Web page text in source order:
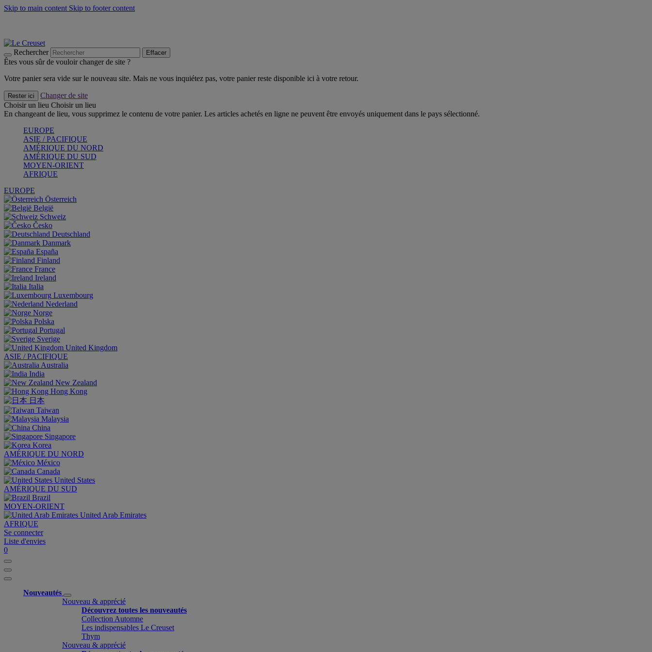
Skip to main content Skip to footer content
Rechercher Effacer
Êtes vous sûr de vouloir changer de site ?
Votre panier sera vide sur le nouveau site. Mais ne vous inquiétez pas, votre panier reste disponible ici à votre retour.
Rester ici
Changer de site
Choisir un lieu Choisir un lieu
En changeant de lieu, vous supprimez le contenu de votre panier. Les articles achetés en ligne ne peuvent être envoyés uniquement dans le pays sélectionné.
EUROPE
ASIE / PACIFIQUE
AMÉRIQUE DU NORD
AMÉRIQUE DU SUD
MOYEN-ORIENT
AFRIQUE
EUROPE
Österreich
België
Schweiz
Česko
Deutschland
Danmark
España
Finland
France
Ireland
Italia
Luxembourg
Nederland
Norge
Polska
Portugal
Sverige
United Kingdom
ASIE / PACIFIQUE
Australia
India
New Zealand
Hong Kong
日本
Taiwan
Malaysia
China
Singapore
Korea
AMÉRIQUE DU NORD
México
Canada
United States
AMÉRIQUE DU SUD
Brazil
MOYEN-ORIENT
United Arab Emirates
AFRIQUE
Se connecter
Liste d'envies
0
Nouveautés
Nouveau & apprécié
Découvrez toutes les nouveautés
Collection Automne
Les indispensables Le Creuset
Thym
Nouveau & apprécié